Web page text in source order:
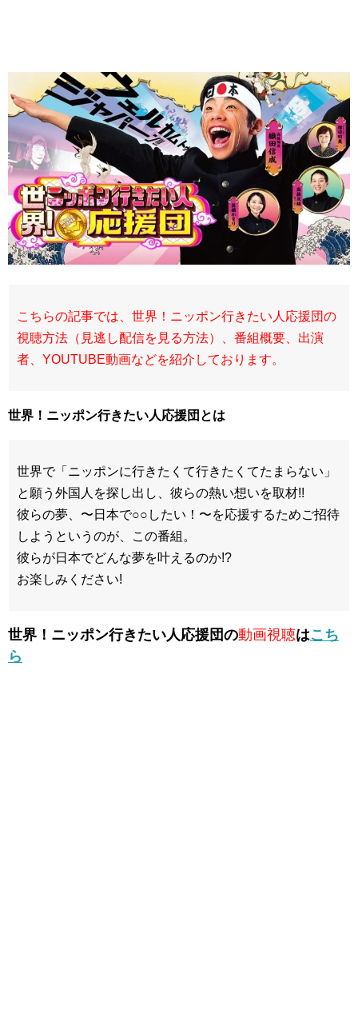
こちらの記事では、世界！ニッポン行きたい人応援団の
視聴方法（見逃し配信を見る方法）、番組概要、出演
者、YOUTUBE動画などを紹介しております。
世界！ニッポン行きたい人応援団とは
世界で「ニッポンに行きたくて行きたくてたまらない」
と願う外国人を探し出し、彼らの熱い想いを取材!!
彼らの夢、〜日本で○○したい！〜を応援するためご招待
しようというのが、この番組。
彼らが日本でどんな夢を叶えるのか!?
お楽しみください!
世界！ニッポン行きたい人応援団の動画視聴はこち
ら